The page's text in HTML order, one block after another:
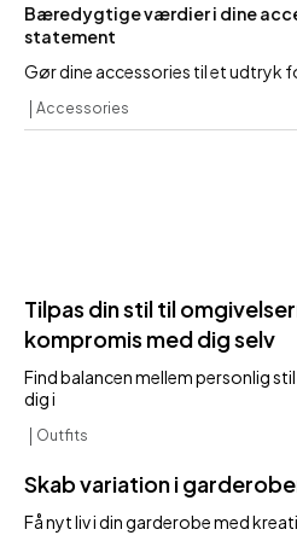
Bæredygtige værdier i dine
statement
Gør dine accessories til et udtryk
Accessories
Tilpas din stil til
kompromis med dig selv
Find balancen mellem personlig
dig i
Outfits
Skab variation i
Få nyt liv i din garderobe med